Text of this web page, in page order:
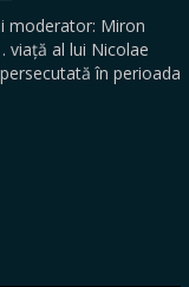
moderator: Miron
viață al lui Nicolae
în perioada